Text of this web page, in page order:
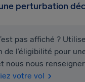
perturbation
pas affiché ?
de l’éligibilité pour
nous nous
votre vol